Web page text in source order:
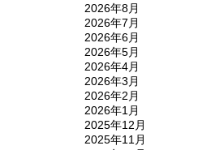
2026年8月
2026年7月
2026年6月
2026年5月
2026年4月
2026年3月
2026年2月
2026年1月
2025年12月
2025年11月